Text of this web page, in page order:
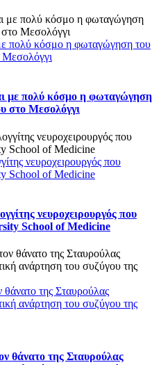
πολύ κόσμο η φωταγώγηση του
Μεσολόγγι
με πολύ κόσμο η φωταγώγηση
στο Μεσολόγγι
νευροχειρουργός που
School of Medicine
νευροχειρουργός που
School of Medicine
της Σταυρούλας
ανάρτηση του συζύγου της
θάνατο της Σταυρούλας